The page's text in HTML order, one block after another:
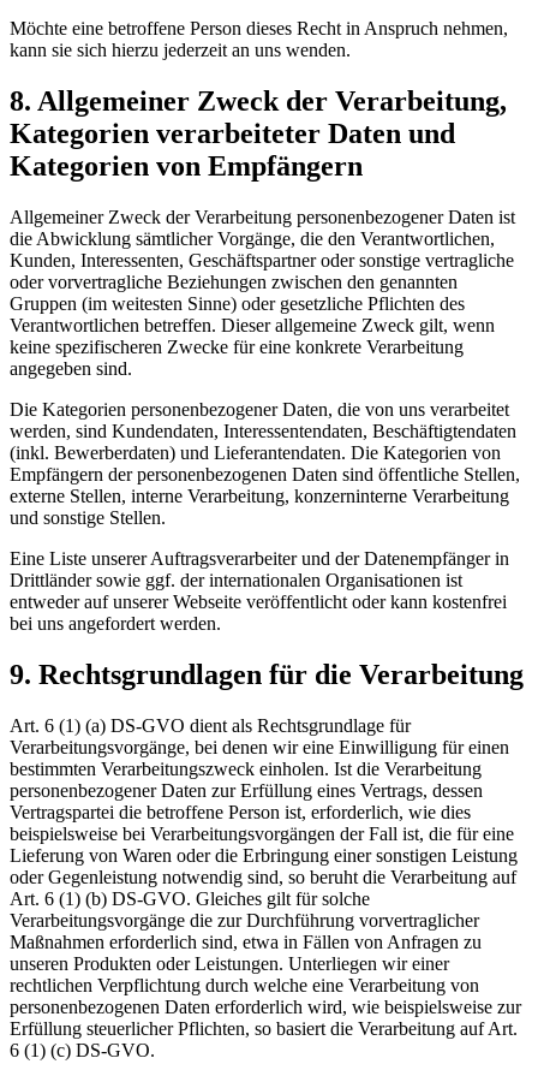
Möchte eine betroffene Person dieses Recht in Anspruch nehmen,
kann sie sich hierzu jederzeit an uns wenden.
8. Allgemeiner Zweck der Verarbeitung,
Kategorien verarbeiteter Daten und
Kategorien von Empfängern
Allgemeiner Zweck der Verarbeitung personenbezogener Daten ist
die Abwicklung sämtlicher Vorgänge, die den Verantwortlichen,
Kunden, Interessenten, Geschäftspartner oder sonstige vertragliche
oder vorvertragliche Beziehungen zwischen den genannten
Gruppen (im weitesten Sinne) oder gesetzliche Pflichten des
Verantwortlichen betreffen. Dieser allgemeine Zweck gilt, wenn
keine spezifischeren Zwecke für eine konkrete Verarbeitung
angegeben sind.
Die Kategorien personenbezogener Daten, die von uns verarbeitet
werden, sind Kundendaten, Interessentendaten, Beschäftigtendaten
(inkl. Bewerberdaten) und Lieferantendaten. Die Kategorien von
Empfängern der personenbezogenen Daten sind öffentliche Stellen,
externe Stellen, interne Verarbeitung, konzerninterne Verarbeitung
und sonstige Stellen.
Eine Liste unserer Auftragsverarbeiter und der Datenempfänger in
Drittländer sowie ggf. der internationalen Organisationen ist
entweder auf unserer Webseite veröffentlicht oder kann kostenfrei
bei uns angefordert werden.
9. Rechtsgrundlagen für die Verarbeitung
Art. 6 (1) (a) DS-GVO dient als Rechtsgrundlage für
Verarbeitungsvorgänge, bei denen wir eine Einwilligung für einen
bestimmten Verarbeitungszweck einholen. Ist die Verarbeitung
personenbezogener Daten zur Erfüllung eines Vertrags, dessen
Vertragspartei die betroffene Person ist, erforderlich, wie dies
beispielsweise bei Verarbeitungsvorgängen der Fall ist, die für eine
Lieferung von Waren oder die Erbringung einer sonstigen Leistung
oder Gegenleistung notwendig sind, so beruht die Verarbeitung auf
Art. 6 (1) (b) DS-GVO. Gleiches gilt für solche
Verarbeitungsvorgänge die zur Durchführung vorvertraglicher
Maßnahmen erforderlich sind, etwa in Fällen von Anfragen zu
unseren Produkten oder Leistungen. Unterliegen wir einer
rechtlichen Verpflichtung durch welche eine Verarbeitung von
personenbezogenen Daten erforderlich wird, wie beispielsweise zur
Erfüllung steuerlicher Pflichten, so basiert die Verarbeitung auf Art.
6 (1) (c) DS-GVO.